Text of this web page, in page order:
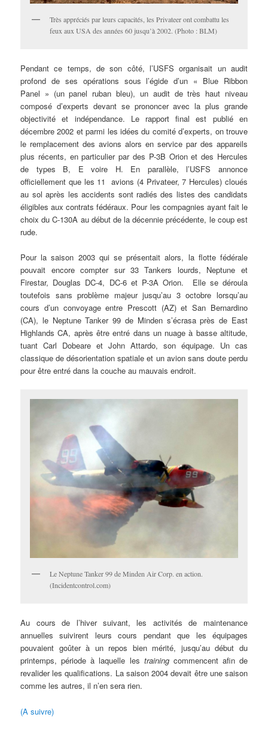
Très appréciés par leurs capacités, les Privateer ont combattu les
feux aux USA des années 60 jusqu’à 2002. (Photo : BLM)
Pendant ce temps, de son côté, l’USFS organisait un audit
profond de ses opérations sous l’égide d’un « Blue Ribbon
Panel » (un panel ruban bleu), un audit de très haut niveau
composé d’experts devant se prononcer avec la plus grande
objectivité et indépendance. Le rapport final est publié en
décembre 2002 et parmi les idées du comité d’experts, on trouve
le remplacement des avions alors en service par des appareils
plus récents, en particulier par des P-3B Orion et des Hercules
de types B, E voire H. En parallèle, l’USFS annonce
officiellement que les 11 avions (4 Privateer, 7 Hercules) cloués
au sol après les accidents sont radiés des listes des candidats
éligibles aux contrats fédéraux. Pour les compagnies ayant fait le
choix du C-130A au début de la décennie précédente, le coup est
rude.
Pour la saison 2003 qui se présentait alors, la flotte fédérale
pouvait encore compter sur 33 Tankers lourds, Neptune et
Firestar, Douglas DC-4, DC-6 et P-3A Orion. Elle se déroula
toutefois sans problème majeur jusqu’au 3 octobre lorsqu’au
cours d’un convoyage entre Prescott (AZ) et San Bernardino
(CA), le Neptune Tanker 99 de Minden s’écrasa près de East
Highlands CA, après être entré dans un nuage à basse altitude,
tuant Carl Dobeare et John Attardo, son équipage. Un cas
classique de désorientation spatiale et un avion sans doute perdu
pour être entré dans la couche au mauvais endroit.
Le Neptune Tanker 99 de Minden Air Corp. en action.
(Incidentcontrol.com)
Au cours de l’hiver suivant, les activités de maintenance
annuelles suivirent leurs cours pendant que les équipages
pouvaient goûter à un repos bien mérité, jusqu’au début du
printemps, période à laquelle les trainingcommencent afin de
revalider les qualifications. La saison 2004 devait être une saison
comme les autres, il n’en sera rien.
(A suivre)